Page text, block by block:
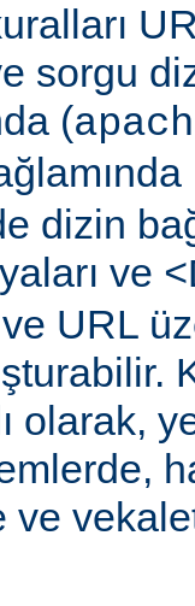
sorgu
(
dizin
ve
ve URL
olarak,
ve